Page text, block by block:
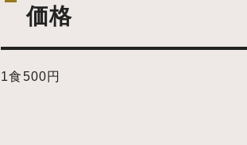
価格
1食500円